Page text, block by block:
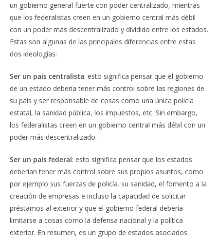
un gobierno general fuerte con poder centralizado, mientras
que los federalistas creen en un gobierno central más débil
con un poder más descentralizado y dividido entre los estados.
Estas son algunas de las principales diferencias entre estas
dos ideologías:
Ser un país centralista: esto significa pensar que el gobierno
de un estado debería tener más control sobre las regiones de
su país y ser responsable de cosas como una única policía
estatal, la sanidad pública, los impuestos, etc. Sin embargo,
los federalistas creen en un gobierno central más débil con un
poder más descentralizado.
Ser un país federal: esto significa pensar que los estados
deberían tener más control sobre sus propios asuntos, como
por ejemplo sus fuerzas de policía. su sanidad, el fomento a la
creación de empresas e incluso la capacidad de solicitar
préstamos al exterior y que el gobierno federal debería
limitarse a cosas como la defensa nacional y la política
exterior. En resumen, es un grupo de estados asociados